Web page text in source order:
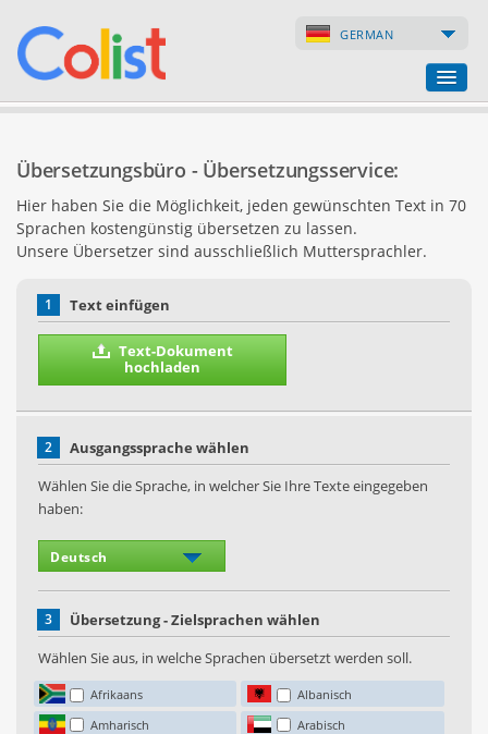
GERMAN
Firmenverzeichnis
Webseiten
Übersetzungsbüro - Übersetzungsservice:
Hier haben Sie die Möglichkeit, jeden gewünschten Text in 70
Sprachen kostengünstig übersetzen zu lassen.
Unsere Übersetzer sind ausschließlich Muttersprachler.
1 Text einfügen
Text-Dokument
hochladen
2
Ausgangssprache wählen
Wählen Sie die Sprache, in welcher Sie Ihre Texte eingegeben
haben:
3
Übersetzung - Zielsprachen wählen
Wählen Sie aus, in welche Sprachen übersetzt werden soll.
Afrikaans
Albanisch
Amharisch
Arabisch